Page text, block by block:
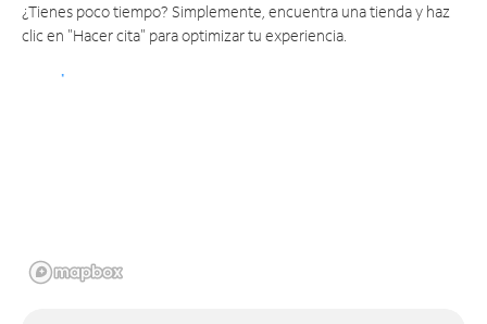
¿Tienes poco tiempo? Simplemente, encuentra una tienda y haz
clic en "Hacer cita" para optimizar tu experiencia.